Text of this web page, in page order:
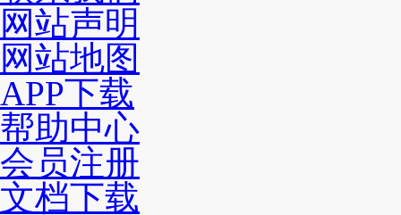
网站声明
网站地图
APP下载
帮助中心
会员注册
文档下载